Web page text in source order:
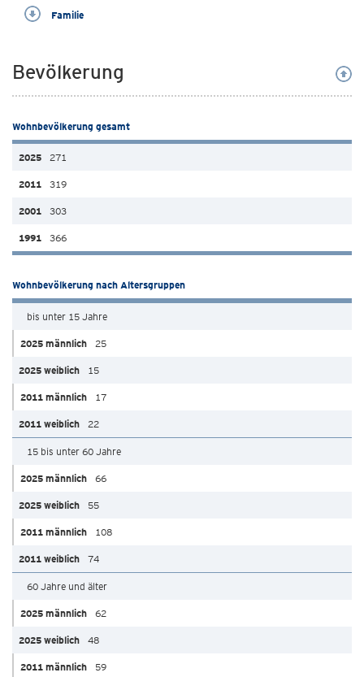
Familie
Bevölkerung
Wohnbevölkerung gesamt
271
319
303
366
Wohnbevölkerung nach Altersgruppen
bis unter 15 Jahre
25
15
17
22
15 bis unter 60 Jahre
66
55
108
74
60 Jahre und älter
62
48
59